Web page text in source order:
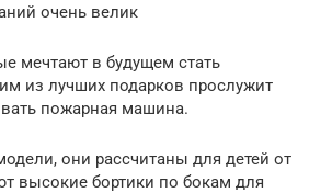
очень велик
мечтают в будущем стать
из лучших подарков прослужит
пожарная машина.
они рассчитаны для детей от
высокие бортики по бокам для